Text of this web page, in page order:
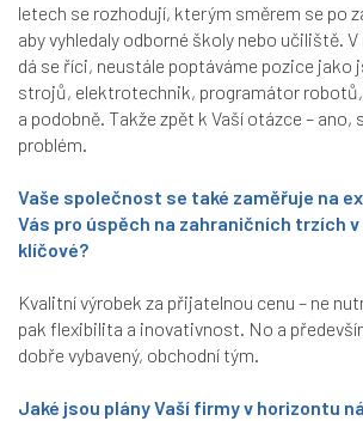
letech se rozhodují, kterým směrem se po
aby vyhledaly odborné školy nebo učiliště.
dá se říci, neustále poptáváme pozice jako
strojů, elektrotechnik, programátor robotů,
a podobně. Takže zpět k Vaší otázce –
problém.
Vaše společnost se také zaměřuje na
Vás pro úspěch na zahraničních trzích
klíčové?
Kvalitní výrobek za přijatelnou cenu – ne
pak flexibilita a inovativnost. No a
dobře vybavený, obchodní tým.
Jaké jsou plány Vaší firmy v horizontu